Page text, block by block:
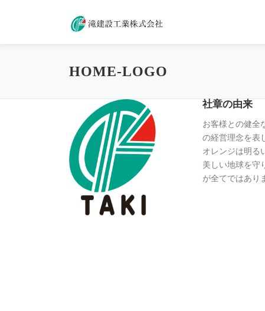
ン
HOME-LOGO
社章の由来
お客様との健全
の経営理念を表
オレンジは明る
美しい地球を守
が全てではあり